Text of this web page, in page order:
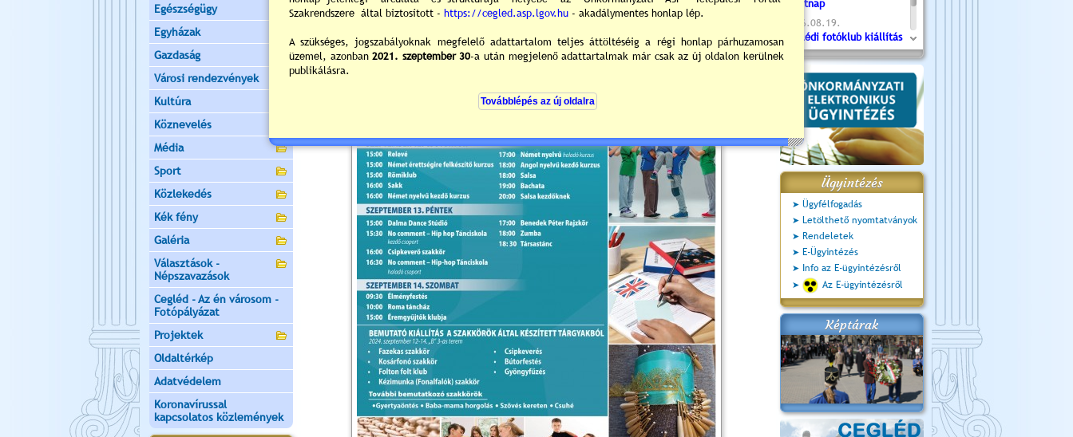
Egészségügy
Egyházak
Gazdaság
Városi rendezvények
Kultúra
Köznevelés
Média
Sport
Közlekedés
Kék fény
Galéria
Választások -
Népszavazások
Cegléd - Az én városom -
Fotópályázat
Projektek
Oldaltérkép
Adatvédelem
Koronavírussal
kapcsolatos közlemények
Sportnap
2026.08.19.
Ceglédi fotóklub kiállítás
2026.08.20.
Szent István Ünnepe
Ügyintézés
Ügyfélfogadás
Letölthető nyomtatványok
Rendeletek
E-Ügyintézés
Info az E-ügyintézésről
Az E-ügyintézésről
Képtárak